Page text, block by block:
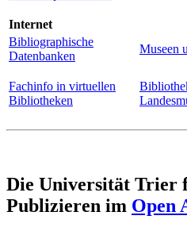
Internet
Bibliographische
Datenbanken
Museen
Fachinfo in virtuellen
Bibliotheken
Die Universität Trier
Publizieren im Open